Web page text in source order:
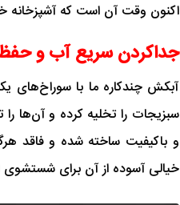
اکنون وقت آن است که آشپزخانه
جداکردن سریع آب و حفظ
آبکش چندکاره ما با سوراخ‌های
سبزیجات را تخلیه کرده و آن‌ها
خیالی آسوده از آن برای شستشوی